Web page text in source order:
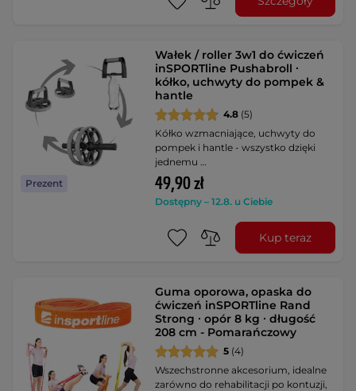
Prezent
Wałek / roller 3w1 do ćwiczeń
inSPORTline Pushabroll ∙
kółko, uchwyty do pompek &
hantle
4.8 (5)
Kółko wzmacniające, uchwyty do
pompek i hantle - wszystko dzięki
jednemu …
49,90 zł
Dostępny – 12.8. u Ciebie
Kup teraz
Guma oporowa, opaska do
ćwiczeń inSPORTline Rand
Strong ∙ opór 8 kg ∙ długość
208 cm - Pomarańczowy
5 (4)
Wszechstronne akcesorium, idealne
zarówno do rehabilitacji po kontuzji,